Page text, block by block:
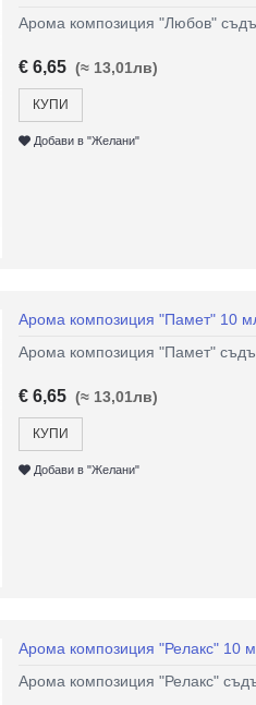
Арома композиция "Любов"
€ 6,65 (≈ 13,01лв)
КУПИ
Добави в "Желани"
Арома композиция "Памет" 10
Арома композиция "Памет"
€ 6,65 (≈ 13,01лв)
КУПИ
Добави в "Желани"
Арома композиция "Релакс" 10
Арома композиция "Релакс"